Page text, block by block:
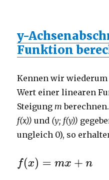
y-
Funktion
Kennen wir wiederum
Wert einer linearen
Steigung m
f(x)) und (y; f(y))
ungleich 0), so